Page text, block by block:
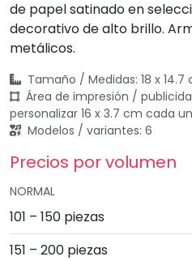
de papel satinado en
decorativo de alto brillo.
metálicos.
Tamaño / Medidas: 18 x 14.7
Área de impresión /
personalizar 16 x 3.7 cm cada
Modelos / variantes: 6
Precios por volumen
NORMAL
101 – 150 piezas
151 – 200 piezas